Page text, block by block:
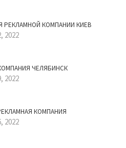
РЕКЛАМНОЙ КОМПАНИИ КИЕВ
2022
ЧЕЛЯБИНСК
2022
КОМПАНИЯ
2022